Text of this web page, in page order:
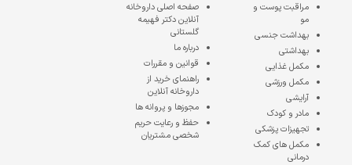
مراقبت پوست و
مو
بهداشت جنسی
بهداشتی
مکمل غذایی
مکمل ورزشی
آرایشی
مادر و کودک
تجهیزات پزشکی
مکمل های کمک
درمانی
صفحه اصلیداروخانه
آنلاین دکتر فهیمه
گلستانی
درباره ما
قوانین و مقررات
راهنمای خرید از
داروخانه آنلاین
مجوزها و پروانه ها
حفظ و رعایت حریم
شخصی مشتریان